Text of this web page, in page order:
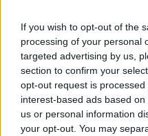
If you wish to opt-out of the
processing of your personal
targeted advertising by us,
section to confirm your
opt-out request is
interest-based ads based
us or personal information
your opt-out. You may